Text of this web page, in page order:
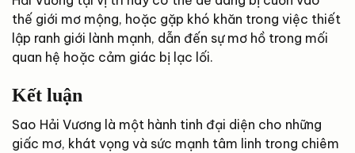
thế giới mơ mộng, hoặc gặp khó khăn trong việc thiết
lập ranh giới lành mạnh, dẫn đến sự mơ hồ trong mối
quan hệ hoặc cảm giác bị lạc lối.
Kết luận
Sao Hải Vương là một hành tinh đại diện cho những
giấc mơ, khát vọng và sức mạnh tâm linh trong chiêm